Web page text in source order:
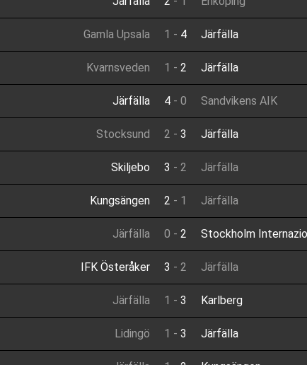
Gamla Upsala 1 - 4 Järfälla
Kvarnsveden 1 - 2 Järfälla
Järfälla 4 - 0 Sandvikens AIK
Stocksund 2 - 3 Järfälla
Skiljebo 3 - 2 Järfälla
Kungsängen 2 - 1 Järfälla
Järfälla 0 - 2 Stockholm
IFK Österåker 3 - 2 Järfälla
Järfälla 1 - 3 Karlberg
Lidingö 1 - 3 Järfälla